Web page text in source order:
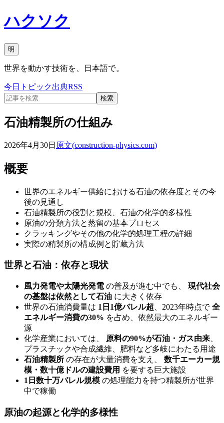
ハクソク
明
世界を動かす技術を、日本語で。
今日 トピック出典RSS
検索
石油精製所の仕組み
2026年4月30日 原文(construction-physics.com)
概要
世界のエネルギー供給における石油の依存度とその今
後の見通し
石油精製所の役割と規模、石油の化学的多様性
原油の分類方法と蒸留の基本プロセス
クラッキングやその他の化学的処理工程の詳細
実際の精製所の構成例と貯蔵方法
世界と石油：依存と現状
風力発電や太陽光発電の普及が進む中でも、 現代社会
の基盤は依然として石油 に大きく依存
世界の石油消費量は 1日1億バレル超 、2023年時点で全
エネルギー消費の30% を占め、依然最大のエネルギー
源
化学産業においては、
原料の90%が石油・ガス由来
プラスチックや合成繊維、肥料など多岐にわたる用途
石油精製所 の存在が大量消費を支え、 数千エーカー規
模・数十億ドルの建設費用 を要する巨大施設
1日数十万バレル規模 の処理能力を持つ精製所が世界
中で稼働
原油の起源と化学的多様性